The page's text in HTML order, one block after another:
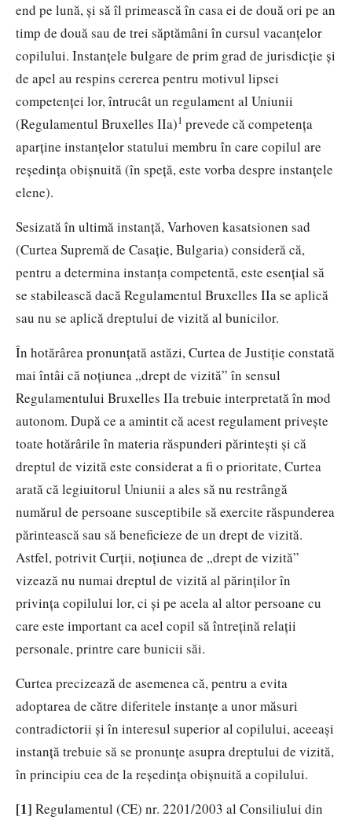
end pe lună, și să îl primească în casa ei de două ori pe an
timp de două sau de trei săptămâni în cursul vacanțelor
copilului. Instanțele bulgare de prim grad de jurisdicție și
de apel au respins cererea pentru motivul lipsei
competenței lor, întrucât un regulament al Uniunii
(Regulamentul Bruxelles IIa)1 prevede că competența
aparține instanțelor statului membru în care copilul are
reședința obișnuită (în speță, este vorba despre instanțele
elene).
Sesizată în ultimă instanță, Varhoven kasatsionen sad
(Curtea Supremă de Casație, Bulgaria) consideră că,
pentru a determina instanța competentă, este esențial să
se stabilească dacă Regulamentul Bruxelles IIa se aplică
sau nu se aplică dreptului de vizită al bunicilor.
În hotărârea pronunțată astăzi, Curtea de Justiție constată
mai întâi că noțiunea „drept de vizită” în sensul
Regulamentului Bruxelles IIa trebuie interpretată în mod
autonom. După ce a amintit că acest regulament privește
toate hotărârile în materia răspunderi părintești și că
dreptul de vizită este considerat a fi o prioritate, Curtea
arată că legiuitorul Uniunii a ales să nu restrângă
numărul de persoane susceptibile să exercite răspunderea
părintească sau să beneficieze de un drept de vizită.
Astfel, potrivit Curții, noțiunea de „drept de vizită”
vizează nu numai dreptul de vizită al părinților în
privința copilului lor, ci și pe acela al altor persoane cu
care este important ca acel copil să întrețină relații
personale, printre care bunicii săi.
Curtea precizează de asemenea că, pentru a evita
adoptarea de către diferitele instanțe a unor măsuri
contradictorii și în interesul superior al copilului, aceeași
instanță trebuie să se pronunțe asupra dreptului de vizită,
în principiu cea de la reședința obișnuită a copilului.
[1] Regulamentul (CE) nr. 2201/2003 al Consiliului din